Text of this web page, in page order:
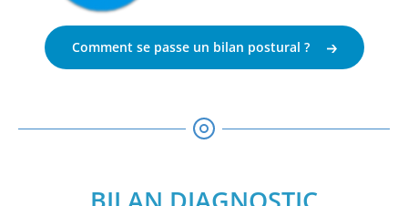
Comment se passe un bilan postural ?